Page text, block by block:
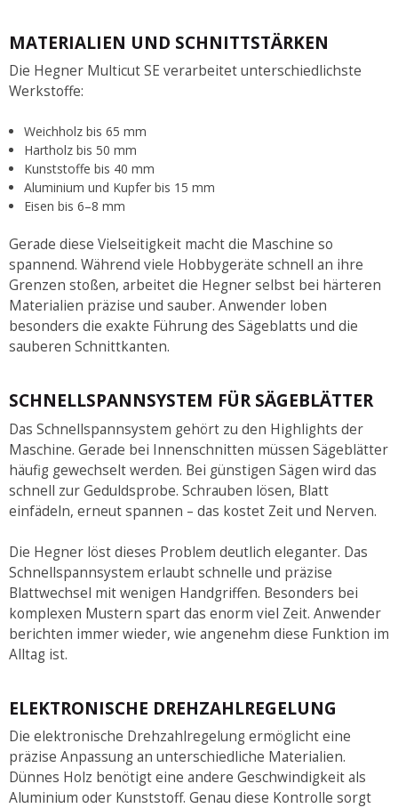
MATERIALIEN UND SCHNITTSTÄRKEN
Die Hegner Multicut SE verarbeitet unterschiedlichste
Werkstoffe:
Weichholz bis 65 mm
Hartholz bis 50 mm
Kunststoffe bis 40 mm
Aluminium und Kupfer bis 15 mm
Eisen bis 6–8 mm
Gerade diese Vielseitigkeit macht die Maschine so
spannend. Während viele Hobbygeräte schnell an ihre
Grenzen stoßen, arbeitet die Hegner selbst bei härteren
Materialien präzise und sauber. Anwender loben
besonders die exakte Führung des Sägeblatts und die
sauberen Schnittkanten.
SCHNELLSPANNSYSTEM FÜR SÄGEBLÄTTER
Das Schnellspannsystem gehört zu den Highlights der
Maschine. Gerade bei Innenschnitten müssen Sägeblätter
häufig gewechselt werden. Bei günstigen Sägen wird das
schnell zur Geduldsprobe. Schrauben lösen, Blatt
einfädeln, erneut spannen – das kostet Zeit und Nerven.
Die Hegner löst dieses Problem deutlich eleganter. Das
Schnellspannsystem erlaubt schnelle und präzise
Blattwechsel mit wenigen Handgriffen. Besonders bei
komplexen Mustern spart das enorm viel Zeit. Anwender
berichten immer wieder, wie angenehm diese Funktion im
Alltag ist.
ELEKTRONISCHE DREHZAHLREGELUNG
Die elektronische Drehzahlregelung ermöglicht eine
präzise Anpassung an unterschiedliche Materialien.
Dünnes Holz benötigt eine andere Geschwindigkeit als
Aluminium oder Kunststoff. Genau diese Kontrolle sorgt